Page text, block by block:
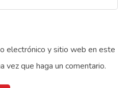
electrónico y sitio web en este
vez que haga un comentario.